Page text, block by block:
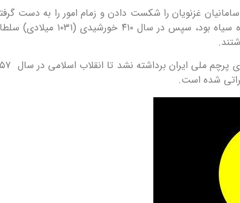
(۹۷۹میلادی) که سامانیان غزنویان را شکست دادن و زمام
نقش بسته شد. که رنگ
شده است.